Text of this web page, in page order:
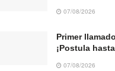
07/08/2026
Primer
¡Postula
07/08/2026